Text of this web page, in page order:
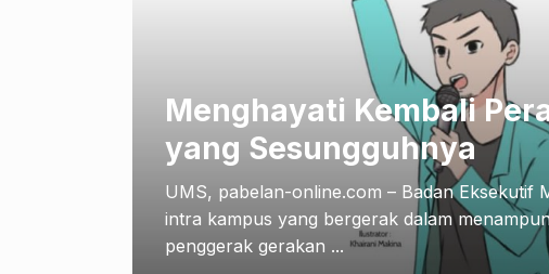
Menghayati Kembali
yang Sesungguhnya
UMS, pabelan-online.com – Badan Eksekutif
intra kampus yang bergerak dalam
penggerak gerakan ...